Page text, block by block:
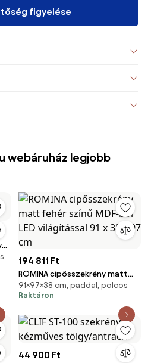
figyelése
webáruház legjobb
194 811 Ft
ROMINA cipősszekrény matt
fehér színű MDF-ből LED
világítással 91 x 38 x 97 cm
91×97×38 cm, paddal, polcos
Raktáron
44 900 Ft